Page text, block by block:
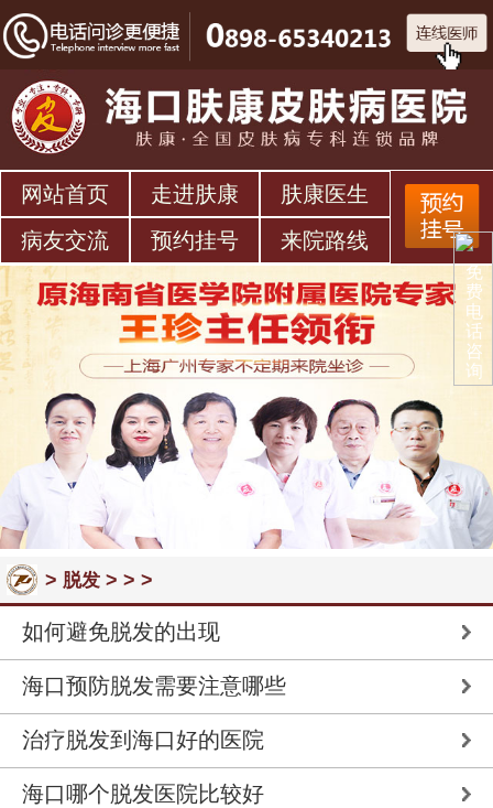
网站首页 走进肤康
肤康医生
病友交流
预约挂号 来院路线
> 脱发> > >
如何避免脱发的出现
海口预防脱发需要注意哪些
治疗脱发到海口好的医院
海口哪个脱发医院比较好
免
费
电
话
咨
询